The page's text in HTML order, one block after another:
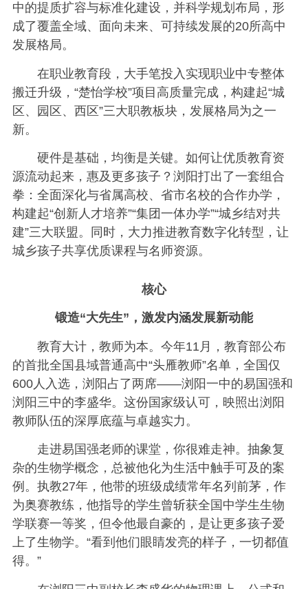
中的提质扩容与标准化建设，并科学规划布局，形
成了覆盖全域、面向未来、可持续发展的20所高中
发展格局。
在职业教育段，大手笔投入实现职业中专整体
搬迁升级，“楚怡学校”项目高质量完成，构建起“城
区、园区、西区”三大职教板块，发展格局为之一
新。
硬件是基础，均衡是关键。如何让优质教育资
源流动起来，惠及更多孩子？浏阳打出了一套组合
拳：全面深化与省属高校、省市名校的合作办学，
构建起“创新人才培养”“集团一体办学”“城乡结对共
建”三大联盟。同时，大力推进教育数字化转型，让
城乡孩子共享优质课程与名师资源。
核心
锻造“大先生”，激发内涵发展新动能
教育大计，教师为本。今年11月，教育部公布
的首批全国县域普通高中“头雁教师”名单，全国仅
600人入选，浏阳占了两席——浏阳一中的易国强和
浏阳三中的李盛华。这份国家级认可，映照出浏阳
教师队伍的深厚底蕴与卓越实力。
走进易国强老师的课堂，你很难走神。抽象复
杂的生物学概念，总被他化为生活中触手可及的案
例。执教27年，他带的班级成绩常年名列前茅，作
为奥赛教练，他指导的学生曾斩获全国中学生生物
学联赛一等奖，但令他最自豪的，是让更多孩子爱
上了生物学。“看到他们眼睛发亮的样子，一切都值
得。”